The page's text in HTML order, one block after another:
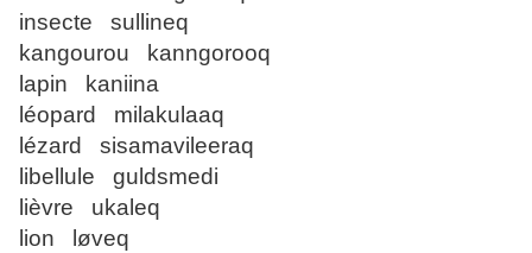
insecte sullineq
kangourou kanngorooq
lapin kaniina
léopard milakulaaq
lézard sisamavileeraq
libellule guldsmedi
lièvre ukaleq
lion løveq